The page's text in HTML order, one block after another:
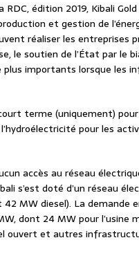
édition 2019, Kibali
et gestion de
réaliser les entreprises
le soutien de l’État par le
plus importants lorsque les
terme (uniquement)
pour les
accès au réseau
s’est doté d’un réseau
MW diesel). La demande
dont 24 MW pour l’usine
ouvert et autres